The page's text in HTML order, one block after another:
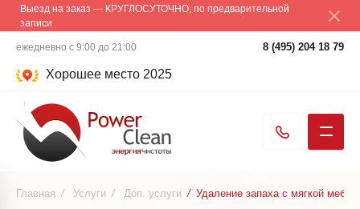
Выезд на заказ — КРУГЛОСУТОЧНО, по предварительной
записи
ежедневно с 9:00 до 21:00 8 (495) 204 18 79
Хорошее место 2025
Главная / Услуги / Доп. услуги / Удаление запаха с мягкой